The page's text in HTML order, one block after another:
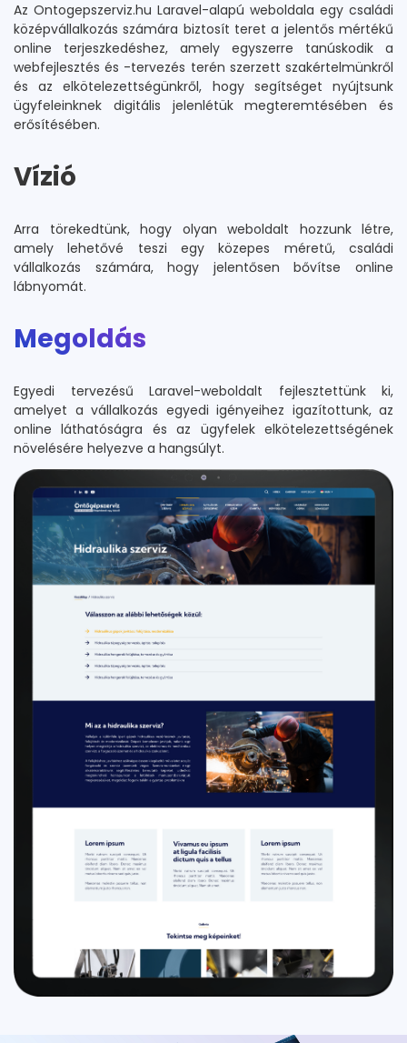
Az Ontogepszerviz.hu Laravel-alapú weboldala egy családi
középvállalkozás számára biztosít teret a jelentős mértékű
online terjeszkedéshez, amely egyszerre tanúskodik a
webfejlesztés és -tervezés terén szerzett szakértelmünkről
és az elkötelezettségünkről, hogy segítséget nyújtsunk
ügyfeleinknek digitális jelenlétük megteremtésében és
erősítésében.
Vízió
Arra törekedtünk, hogy olyan weboldalt hozzunk létre,
amely lehetővé teszi egy közepes méretű, családi
vállalkozás számára, hogy jelentősen bővítse online
lábnyomát.
Megoldás
Egyedi tervezésű Laravel-weboldalt fejlesztettünk ki,
amelyet a vállalkozás egyedi igényeihez igazítottunk, az
online láthatóságra és az ügyfelek elkötelezettségének
növelésére helyezve a hangsúlyt.